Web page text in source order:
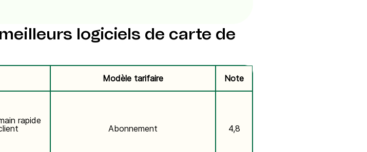
logiciels de carte de
Modèle tarifaire Note
rapide
Abonnement 4,8